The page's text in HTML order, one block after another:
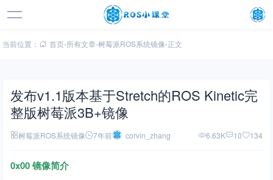
当前位置： 首页-所有文章-树莓派ROS系统镜像-正文
发布v1.1版本基于Stretch的ROS Kinetic完
整版树莓派3B+镜像
树莓派ROS系统镜像 7年前 corvin_zhang 6.63K 10 134
0x00 镜像简介